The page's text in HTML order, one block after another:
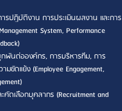
ปฏิบัติงาน การประเมินผลงาน และการ
System, Performance
พันต่อองค์กร, การบริหารทีม, การ
ขัดแย้ง (Employee Engagement,
ดเลือกบุคลากร (Recruitment and